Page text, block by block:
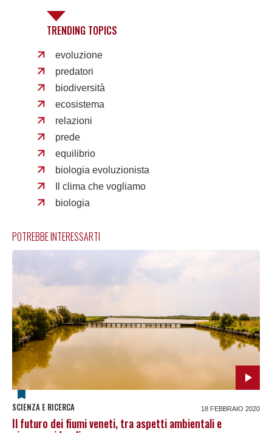
TRENDING TOPICS
evoluzione
predatori
biodiversità
ecosistema
relazioni
prede
equilibrio
biologia evoluzionista
Il clima che vogliamo
biologia
POTREBBE INTERESSARTI
SCIENZA E RICERCA 18 FEBBRAIO 2020
Il futuro dei fiumi veneti, tra aspetti ambientali e